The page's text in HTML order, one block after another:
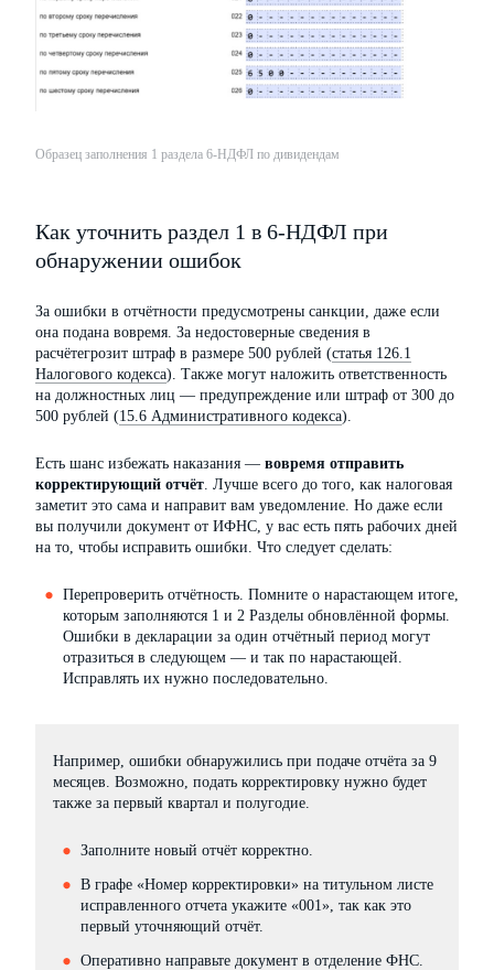
Образец заполнения 1 раздела 6-НДФЛ по дивидендам
Как уточнить раздел 1 в 6-НДФЛ при
обнаружении ошибок
За ошибки в отчётности предусмотрены санкции, даже если
она подана вовремя. За недостоверные сведения в
расчётегрозит штраф в размере 500 рублей (статья 126.1
Налогового кодекса). Также могут наложить ответственность
на должностных лиц — предупреждение или штраф от 300 до
500 рублей (15.6 Административного кодекса).
Есть шанс избежать наказания — вовремя отправить
корректирующий отчёт . Лучше всего до того, как налоговая
заметит это сама и направит вам уведомление. Но даже если
вы получили документ от ИФНС, у вас есть пять рабочих дней
на то, чтобы исправить ошибки. Что следует сделать:
Перепроверить отчётность. Помните о нарастающем итоге,
которым заполняются 1 и 2 Разделы обновлённой формы.
Ошибки в декларации за один отчётный период могут
отразиться в следующем — и так по нарастающей.
Исправлять их нужно последовательно.
Например, ошибки обнаружились при подаче отчёта за 9
месяцев. Возможно, подать корректировку нужно будет
также за первый квартал и полугодие.
Заполните новый отчёт корректно.
В графе «Номер корректировки» на титульном листе
исправленного отчета укажите «001», так как это
первый уточняющий отчёт.
Оперативно направьте документ в отделение ФНС.